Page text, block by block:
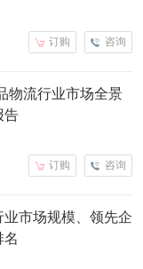
咨询
订购
物流行业市场全景
告
咨询
订购
业市场规模、领先企
名